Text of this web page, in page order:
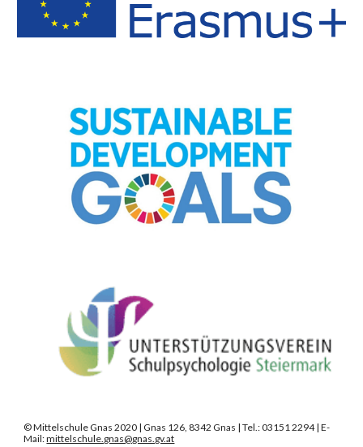
©Mittelschule Gnas 2020 | Gnas 126, 8342 Gnas | Tel.: 03151 2294 | E-
Mail:mittelschule.gnas@gnas.gv.at